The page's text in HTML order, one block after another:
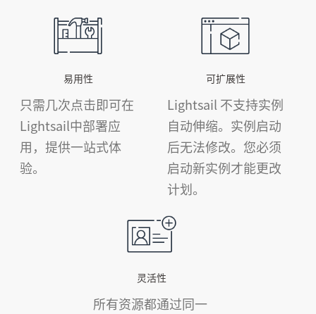
易用性
只需几次点击即可在
Lightsail中部署应
用，提供一站式体
验。
可扩展性
Lightsail 不支持实例
自动伸缩。实例启动
后无法修改。您必须
启动新实例才能更改
计划。
灵活性
所有资源都通过同一